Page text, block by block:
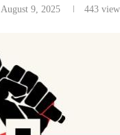
August 9, 2025 443